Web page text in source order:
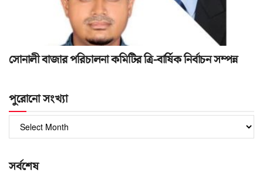
সোনালী বাজার পরিচালনা কমিটির ত্রি-বার্ষিক নির্বাচন সম্পন্ন
পুরোনো সংখ্যা
পুরোনো
সংখ্যা
সর্বশেষ